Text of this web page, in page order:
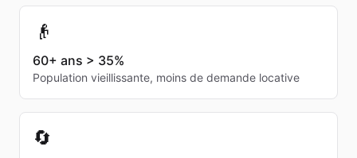
👴
60+ ans > 35%
Population vieillissante, moins de demande locative
🔄